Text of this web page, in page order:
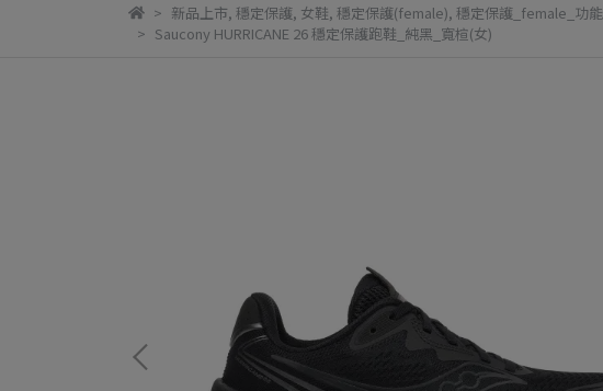
新品上市, 穩定保護, 女鞋, 穩定保護(female), 穩定保護_female_功能
Saucony HURRICANE 26 穩定保護跑鞋_純黑_寬楦(女)